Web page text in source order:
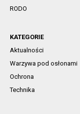
RODO
KATEGORIE
Aktualności
Warzywa pod osłonami
Ochrona
Technika